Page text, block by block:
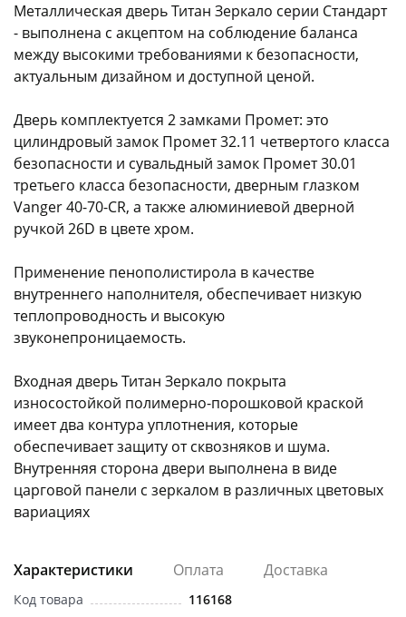
Металлическая дверь Титан Зеркало серии Стандарт
- выполнена с акцептом на соблюдение баланса
между высокими требованиями к безопасности,
актуальным дизайном и доступной ценой.
Дверь комплектуется 2 замками Промет: это
цилиндровый замок Промет 32.11 четвертого класса
безопасности и сувальдный замок Промет 30.01
третьего класса безопасности, дверным глазком
Vanger 40-70-CR, а также алюминиевой дверной
ручкой 26D в цвете хром.
Применение пенополистирола в качестве
внутреннего наполнителя, обеспечивает низкую
теплопроводность и высокую
звуконепроницаемость.
Входная дверь Титан Зеркало покрыта
износостойкой полимерно-порошковой краской
имеет два контура уплотнения, которые
обеспечивает защиту от сквозняков и шума.
Внутренняя сторона двери выполнена в виде
царговой панели с зеркалом в различных цветовых
вариациях
Характеристики Оплата Доставка
Код товара
116168